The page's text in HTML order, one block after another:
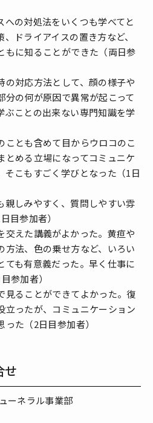
の対処法をいくつも学べてと
ドライアイスの置き方など、
もに知ることができた（両日参
対応方法として、顔の様子や
分の何が原因で異常が起こって
ぶことの出来ない専門知識を学
とも含めて目からウロコのこ
とめる立場になってコミュニケ
そこもすごく学びとなった（1日
しみやすく、質問しやすい雰
目参加者）
えた講義がよかった。黄疸や
方法、色の乗せ方など、いろい
ても有意義だった。早く仕事に
参加者）
ることができてよかった。復
立ったが、コミュニケーション
た（2日目参加者）
せ
ーネラル事業部